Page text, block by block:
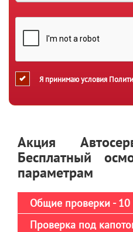
Я принимаю условия
Акция
Бесплатный
параметрам
Общие проверки - 10
Проверка под